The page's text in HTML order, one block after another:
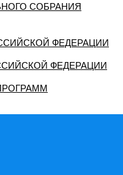
СОБРАНИЯ
ФЕДЕРАЦИИ
ФЕДЕРАЦИИ